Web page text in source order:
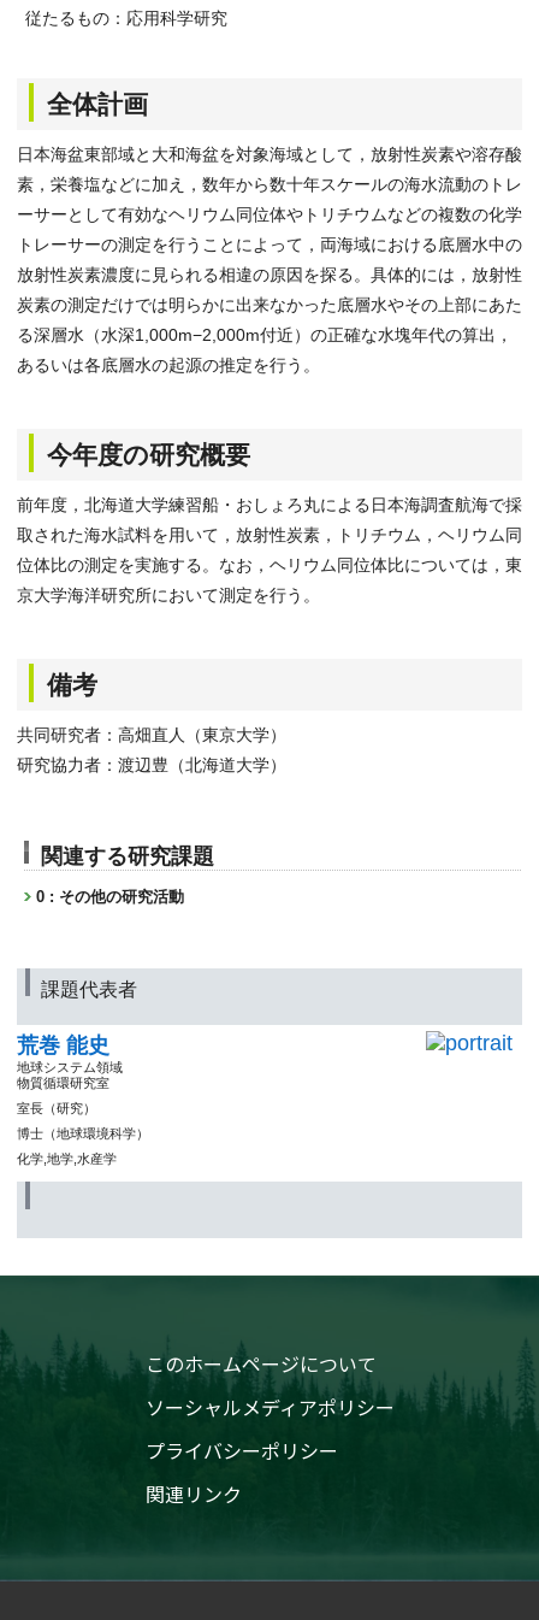
従たるもの：応用科学研究
全体計画
日本海盆東部域と大和海盆を対象海域として，放射性炭素や溶存酸
素，栄養塩などに加え，数年から数十年スケールの海水流動のトレ
ーサーとして有効なヘリウム同位体やトリチウムなどの複数の化学
トレーサーの測定を行うことによって，両海域における底層水中の
放射性炭素濃度に見られる相違の原因を探る。具体的には，放射性
炭素の測定だけでは明らかに出来なかった底層水やその上部にあた
る深層水（水深1,000m−2,000m付近）の正確な水塊年代の算出，
あるいは各底層水の起源の推定を行う。
今年度の研究概要
前年度，北海道大学練習船・おしょろ丸による日本海調査航海で採
取された海水試料を用いて，放射性炭素，トリチウム，ヘリウム同
位体比の測定を実施する。なお，ヘリウム同位体比については，東
京大学海洋研究所において測定を行う。
備考
共同研究者：高畑直人（東京大学）
研究協力者：渡辺豊（北海道大学）
関連する研究課題
0 : その他の研究活動
課題代表者
荒巻 能史
地球システム領域
物質循環研究室
室長（研究）
博士（地球環境科学）
化学,地学,水産学
このホームページについて
ソーシャルメディアポリシー
プライバシーポリシー
関連リンク